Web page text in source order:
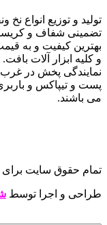
تولید و توزیع انواع
بهترین کیفیت و به
و کلیه ابزار آلات
نمایندگی پخش در
پست و تیپاکس و
می باشند.
تمام حقوق سایت
طراحی و اجرا توسط